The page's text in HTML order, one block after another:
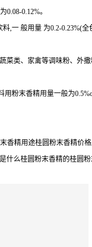
0.12%。
,一 般用量 为0.2-0.23%(全
菜类、家禽等调味粉、外
用粉末香精用量一般为
香精用途桂圆粉末香精
什么桂圆粉末香精的桂